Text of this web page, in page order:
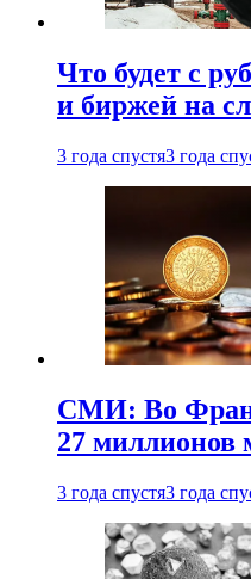
Что будет с
и биржей на
3 года спустя3 года
СМИ: Во
27 миллионов
3 года спустя3 года